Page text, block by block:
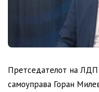
Претседателот на ЛДП
самоуправа Горан